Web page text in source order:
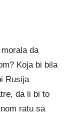
da
Koja bi bila
Rusija
da li bi to
ratu sa